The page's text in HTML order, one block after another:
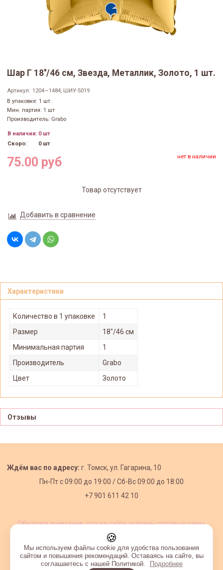
Шар Г 18''/46 см, Звезда, Металлик, Золото, 1 шт.
Артикул: 1204—1484, ШИУ-5019
В упаковке: 1 шт.
Мин. партия: 1 шт
Производитель: Grabo
В наличии: 0 шт
Скоро:
0 шт
75.00 руб нет в наличии
Товар отсутствует
Добавить в сравнение
Характеристики
Количество в 1 упаковке
1
Размер
18"/46 см
Минимальная партия
1
Производитель
Grabo
Цвет
Золото
Отзывы
Ждём вас по адресу: г. Томск, ул. Гагарина, 10
Пн-Пт с09:00 до 19:00 /Сб-Вс 09:00 до 18:00
+7 901 611 42 10
Обратите внимание, что на сайте указаны оптовые цены,
🍪
Мы используем файлы cookie для удобства пользования
сайтом и повышения рекомендаций. Оставаясь на сайте, вы
соглашаетесь с нашей Политикой.
Подробнее